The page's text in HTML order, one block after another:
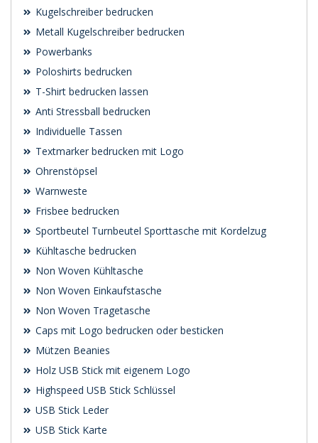
Kugelschreiber bedrucken
Metall Kugelschreiber bedrucken
Powerbanks
Poloshirts bedrucken
T-Shirt bedrucken lassen
Anti Stressball bedrucken
Individuelle Tassen
Textmarker bedrucken mit Logo
Ohrenstöpsel
Warnweste
Frisbee bedrucken
Sportbeutel Turnbeutel Sporttasche mit Kordelzug
Kühltasche bedrucken
Non Woven Kühltasche
Non Woven Einkaufstasche
Non Woven Tragetasche
Caps mit Logo bedrucken oder besticken
Mützen Beanies
Holz USB Stick mit eigenem Logo
Highspeed USB Stick Schlüssel
USB Stick Leder
USB Stick Karte